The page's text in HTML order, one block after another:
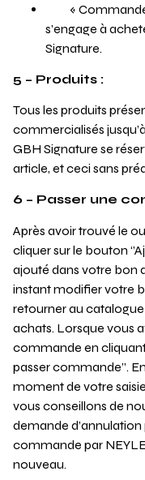
« Commande
s’engage à
Signature.
5 – Produits :
Tous les produits
commercialisés
GBH Signature se
article, et ceci sans
6 – Passer une
Après avoir trouvé le
cliquer sur le bouton
ajouté dans votre bon
instant modifier votre
retourner au
achats. Lorsque vous
commande en
passer commande’’.
moment de votre
vous conseillons de
demande
commande par
nouveau.